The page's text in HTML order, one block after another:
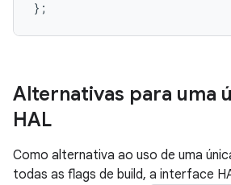
Alternativas para uma
HAL
Como alternativa ao uso de uma
todas as flags de build, a interface